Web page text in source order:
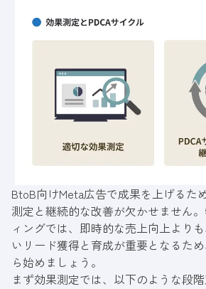
BtoB向けMeta広告で成果を上げるた
測定と継続的な改善が欠かせません
ィングでは、即時的な売上向上より
いリード獲得と育成が重要となるた
ら始めましょう。
まず効果測定では、以下のような段